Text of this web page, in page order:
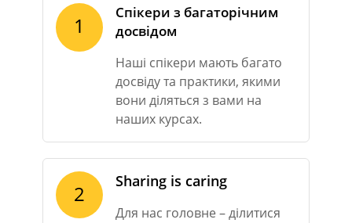
1
Спікери з багаторічним
досвідом
Наші спікери мають багато
досвіду та практики, якими
вони діляться з вами на
наших курсах.
2 Sharing is caring
Для нас головне – ділитися